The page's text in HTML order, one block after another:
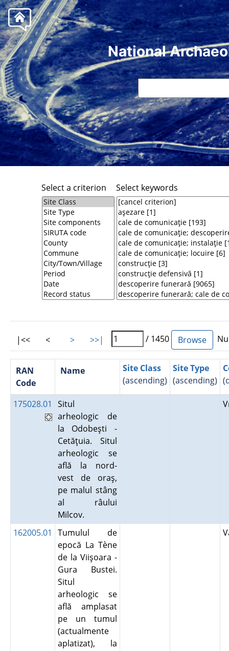
National
Select a criterion Select keywords
|<< < > >>| / 1450
RAN
Code
Name
Site Class
(ascending)
Site Type
(ascending)
175028.01
Situl
arheologic de
la Odobeşti -
Cetăţuia. Situl
arheologic se
află la nord-
vest de oraş,
pe malul stâng
al râului
Milcov.
162005.01
Tumulul de
epocă La Tène
de la Viişoara -
Gura Bustei.
Situl
arheologic se
află amplasat
pe un tumul
(actualmente
aplatizat), la